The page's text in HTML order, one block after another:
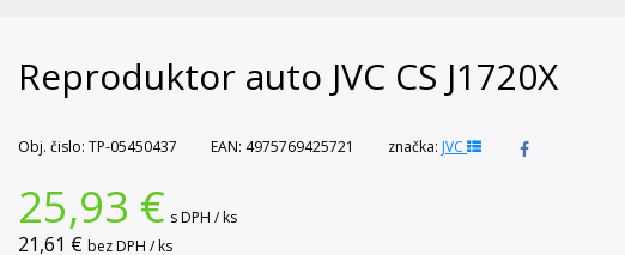
Reproduktor auto JVC CS J1720X
Obj. čislo: TP-05450437 EAN: 4975769425721 značka: JVC
25,93 € s DPH / ks
21,61 € bez DPH / ks